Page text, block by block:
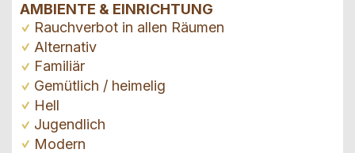
AMBIENTE & EINRICHTUNG
Rauchverbot in allen Räumen
Alternativ
Familiär
Gemütlich / heimelig
Hell
Jugendlich
Modern